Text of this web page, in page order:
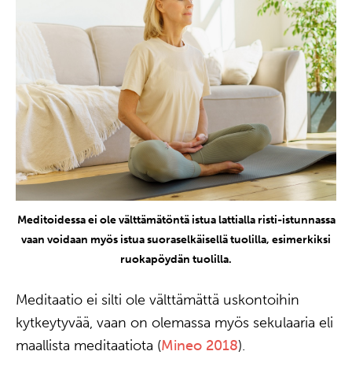
Meditoidessa ei ole välttämätöntä istua lattialla risti-istunnassa
vaan voidaan myös istua suoraselkäisellä tuolilla, esimerkiksi
ruokapöydän tuolilla.
Meditaatio ei silti ole välttämättä uskontoihin
kytkeytyvää, vaan on olemassa myös sekulaaria eli
maallista meditaatiota (Mineo 2018).